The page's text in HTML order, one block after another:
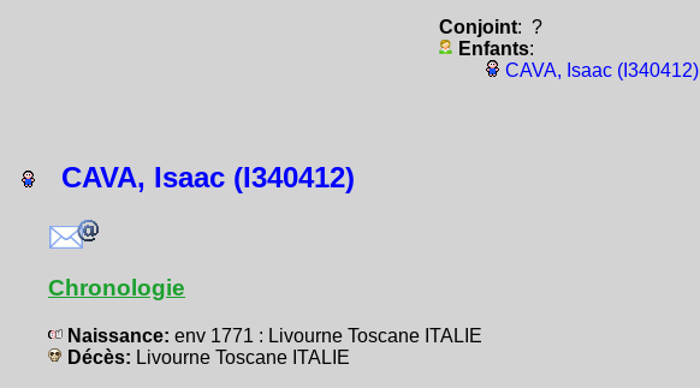
Conjoint: ?
Enfants:
CAVA, Isaac (I340412)
CAVA, Isaac (I340412)
Chronologie
Naissance: env 1771 : Livourne Toscane ITALIE
Décès: Livourne Toscane ITALIE